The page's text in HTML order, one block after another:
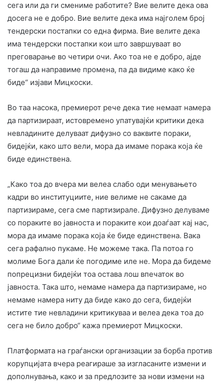
сега или да ги смениме работите? Вие велите дека ова
досега не е добро. Вие велите дека има најголем број
тендерски постапки со една фирма. Вие велите дека
има тендерски постапки кои што завршуваат во
преговарање во четири очи. Ако тоа не е добро, ајде
тогаш да направиме промена, па да видиме како ќе
биде“ изјави Мицкоски.
Во таа насока, премиерот рече дека тие немаат намера
да партизираат, истовремено упатувајќи критики дека
невладините делуваат дифузно со ваквите пораки,
бидејќи, како што вели, мора да имаме порака која ќе
биде единствена.
„Како тоа до вчера ми велеа слабо оди менувањето
кадри во институциите, ние велиме не сакаме да
партизираме, сега сме партизирале. Дифузно делуваме
со пораките во јавноста и пораките кои доаѓаат кај нас,
мора да имаме порака која ќе биде единствена. Вака
сега рафално пукаме. Не можеме така. Па потоа го
молиме Бога дали ќе погодиме иле не. Мора да бидеме
попрецизни бидејќи тоа остава лош впечаток во
јавноста. Така што, немаме намера да партизираме, но
немаме намера ниту да биде како до сега, бидејќи
истите тие невладини критикуваа и велеа дека тоа до
сега не било добро“ кажа премиерот Мицкоски.
Платформата на граѓански организации за борба против
корупцијата вчера реагираше за изгласаните измени и
дополнувања, како и за предлозите за нови измени на